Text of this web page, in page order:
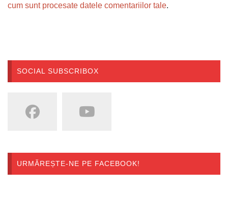
cum sunt procesate datele comentariilor tale.
SOCIAL SUBSCRIBOX
URMĂREȘTE-NE PE FACEBOOK!